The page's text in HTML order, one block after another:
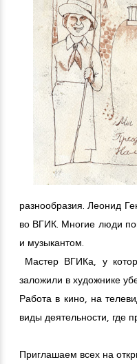
разнообразия. Леонид
во ВГИК. Многие люди
и музыкантом.
Мастер ВГИКа, у
заложили в художнике
Работа в кино, на
виды деятельности, где
Приглашаем всех на